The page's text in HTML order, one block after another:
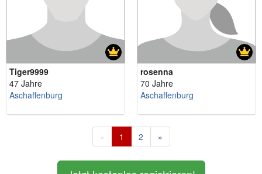
Tiger9999
47 Jahre
Aschaffenburg
rosenna
70 Jahre
Aschaffenburg
« 1 2 »